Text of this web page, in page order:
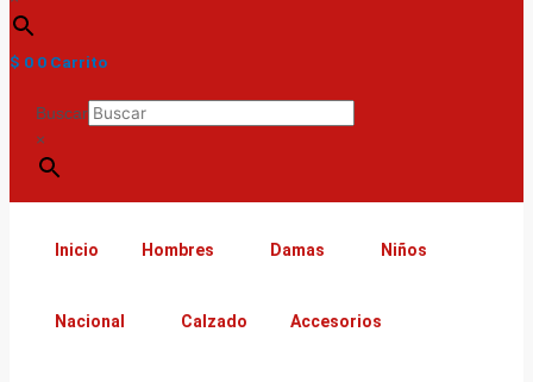
$ 0 0 Carrito
Buscar
×
Inicio Hombres Damas Niños
Nacional Calzado Accesorios